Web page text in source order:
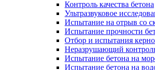
Контроль качества бетона
Ультразвуковое
Испытание на отрыв со
Испытание прочности
Отбор и испытания
Неразрушающий
Испытание бетона на
Испытание бетона на